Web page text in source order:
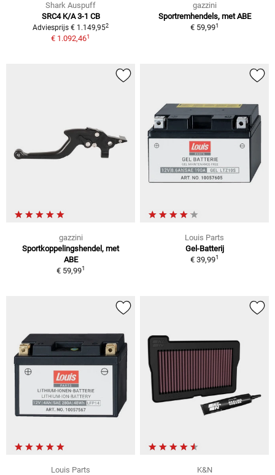
Shark Auspuff
SRC4 K/A 3-1 CB
Adviesprijs € 1.149,952
€ 1.092,461
gazzini
Sportremhendels, met ABE
€ 59,991
gazzini
Sportkoppelingshendel, met
ABE
€ 59,991
Louis Parts
Gel-Batterij
€ 39,991
Louis Parts
K&N